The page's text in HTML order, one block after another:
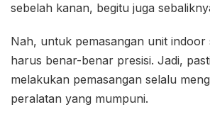
sebelah kanan, begitu juga
Nah, untuk pemasangan unit indoor
harus benar-benar presisi. Jadi,
melakukan pemasangan selalu
peralatan yang mumpuni.